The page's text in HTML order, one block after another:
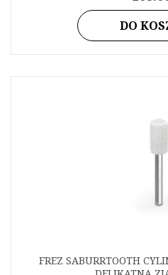
DO
FREZ SABURRTOOTH